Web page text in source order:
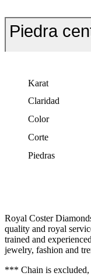
Piedra
Karat
Claridad
Color
Corte
Piedras
Royal Coster
quality and royal
trained and
jewelry, fashion and
*** Chain is excluded,